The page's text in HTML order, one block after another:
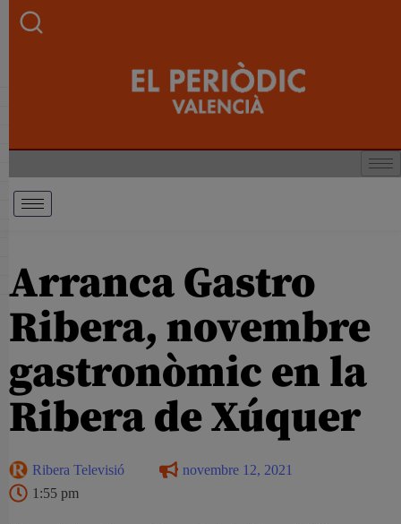
Arranca Gastro
Ribera, novembre
gastronòmic en la
Ribera de Xúquer
Ribera Televisió
novembre 12, 2021
1:55 pm